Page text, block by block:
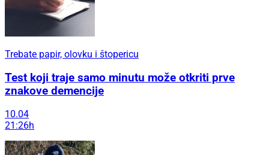
Trebate papir, olovku i štopericu
Test koji traje samo minutu može otkriti prve
znakove demencije
10.04
21:26h